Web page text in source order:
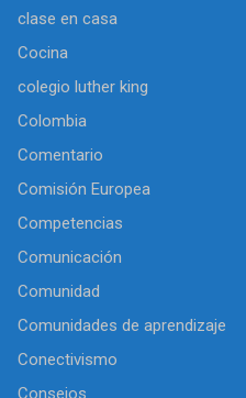
clase en casa
Cocina
colegio luther king
Colombia
Comentario
Comisión Europea
Competencias
Comunicación
Comunidad
Comunidades de aprendizaje
Conectivismo
Consejos